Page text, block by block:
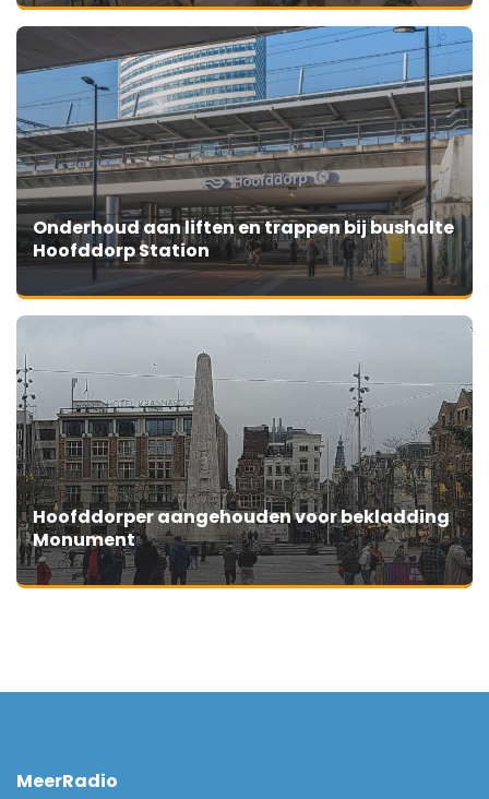
Onderhoud aan liften en trappen bij bushalte
Hoofddorp Station
Hoofddorper aangehouden voor bekladding
Monument
MeerRadio